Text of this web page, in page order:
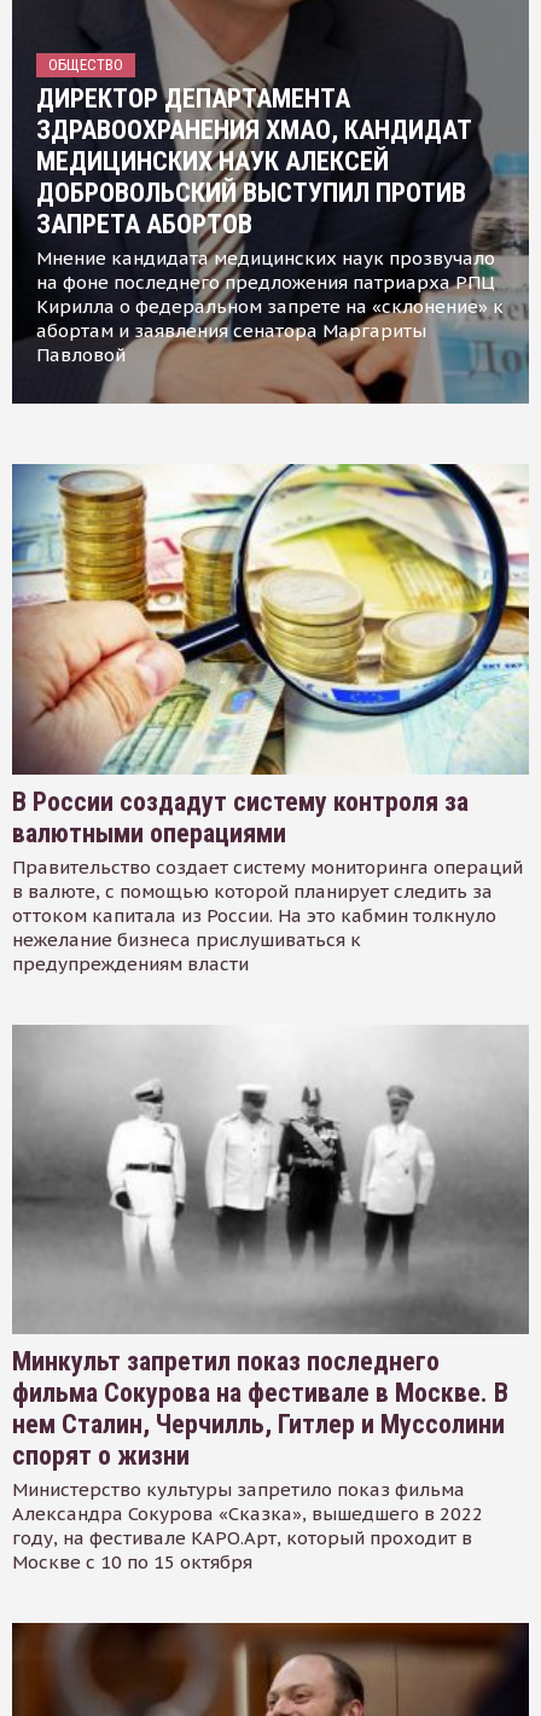
ОБЩЕСТВО
ДИРЕКТОР ДЕПАРТАМЕНТА
ЗДРАВООХРАНЕНИЯ ХМАО, КАНДИДАТ
МЕДИЦИНСКИХ НАУК АЛЕКСЕЙ
ДОБРОВОЛЬСКИЙ ВЫСТУПИЛ ПРОТИВ
ЗАПРЕТА АБОРТОВ
Мнение кандидата медицинских наук прозвучало
на фоне последнего предложения патриарха РПЦ
Кирилла о федеральном запрете на «склонение» к
абортам и заявления сенатора Маргариты
Павловой
В России создадут систему контроля за
валютными операциями
Правительство создает систему мониторинга операций
в валюте, с помощью которой планирует следить за
оттоком капитала из России. На это кабмин толкнуло
нежелание бизнеса прислушиваться к
предупреждениям власти
Минкульт запретил показ последнего
фильма Сокурова на фестивале в Москве. В
нем Сталин, Черчилль, Гитлер и Муссолини
спорят о жизни
Министерство культуры запретило показ фильма
Александра Сокурова «Сказка», вышедшего в 2022
году, на фестивале КАРО.Арт, который проходит в
Москве с 10 по 15 октября